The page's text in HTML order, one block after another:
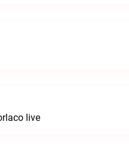
live